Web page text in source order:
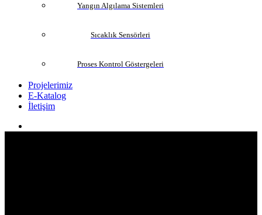
Yangın Algılama Sistemleri
Sıcaklık Sensörleri
Proses Kontrol Göstergeleri
Projelerimiz
E-Katalog
İletişim
Close